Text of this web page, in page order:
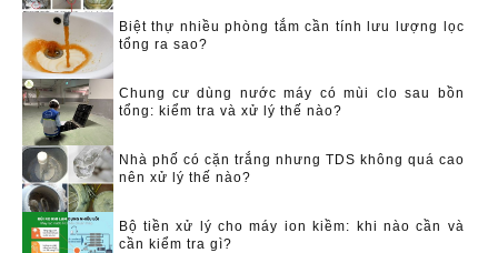
Biệt thự nhiều phòng tắm cần tính lưu lượng lọc
tổng ra sao?
Chung cư dùng nước máy có mùi clo sau bồn
tổng: kiểm tra và xử lý thế nào?
Nhà phố có cặn trắng nhưng TDS không quá cao
nên xử lý thế nào?
Bộ tiền xử lý cho máy ion kiềm: khi nào cần và
cần kiểm tra gì?